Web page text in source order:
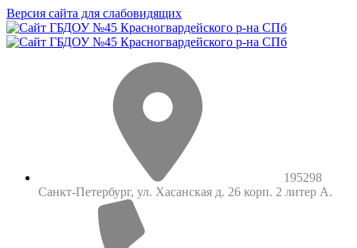
Версия сайта для слабовидящих
195298
Санкт-Петербург, ул. Хасанская д. 26 корп. 2 литер А.